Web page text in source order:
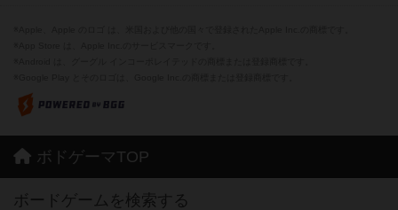
ボドゲーマTOP
ボードゲームを検索する